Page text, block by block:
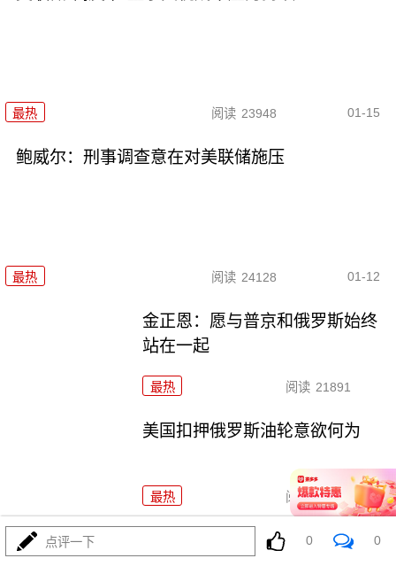
最热 阅读 23948 01-15
鲍威尔：刑事调查意在对美联储施压
最热 阅读 24128 01-12
金正恩：愿与普京和俄罗斯始终
站在一起
最热 阅读 21891
美国扣押俄罗斯油轮意欲何为
最热 阅读 37395
特朗普：若输中期选举，我可能
点评一下 0 0